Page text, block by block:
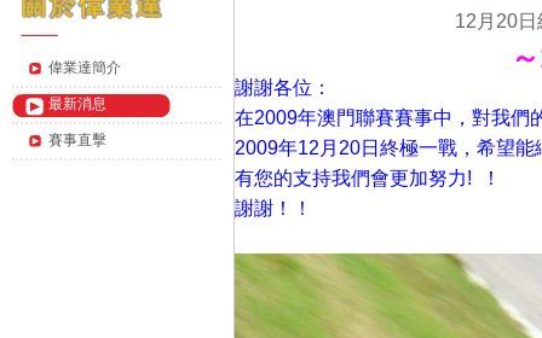
偉業達簡介
最新消息
賽事直擊
12月20
謝謝各位：
在2009年澳門聯賽賽事中，對我們
2009年12月20日終極一戰，希望能
有您的支持我們會更加努力! ！
謝謝！！